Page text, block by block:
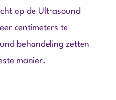
op de Ultrasound
centimeters te
behandeling zetten
manier.